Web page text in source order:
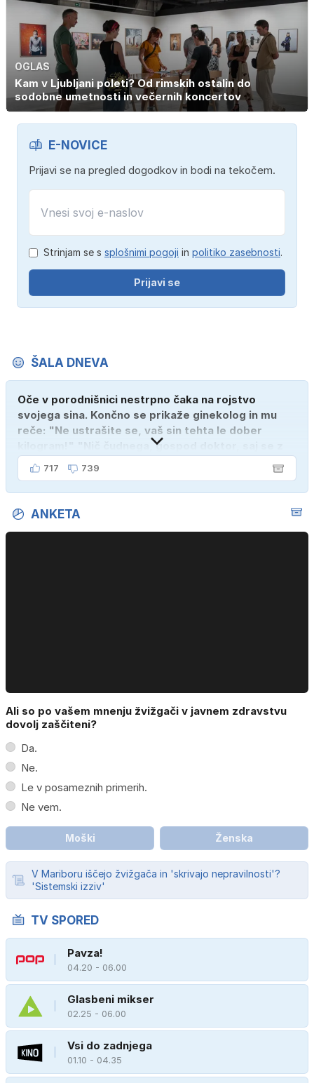
OGLAS
Kam v Ljubljani poleti? Od rimskih ostalin do
sodobne umetnosti in večernih koncertov
E-NOVICE
Prijavi se na pregled dogodkov in bodi na tekočem.
Strinjam se s splošnimi pogoji in politiko zasebnosti.
Prijavi se
ŠALA DNEVA
Oče v porodnišnici nestrpno čaka na rojstvo
svojega sina. Končno se prikaže ginekolog in mu
reče: "Ne ustrašite se, vaš sin tehta le dober
kilogram!" "Nič čudnega, gospod doktor, saj se z
ženo poznava šele tri mesece."
717 739
ANKETA
Ali so po vašem mnenju žvižgači v javnem zdravstvu
dovolj zaščiteni?
Da.
Ne.
Le v posameznih primerih.
Ne vem.
Moški Ženska
V Mariboru iščejo žvižgača in 'skrivajo nepravilnosti'?
'Sistemski izziv'
TV SPORED
Pavza!
04.20 - 06.00
Glasbeni mikser
02.25 - 06.00
Vsi do zadnjega
01.10 - 04.35